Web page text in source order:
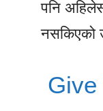
पनि
नसकिएको
Give